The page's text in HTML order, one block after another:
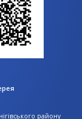
району